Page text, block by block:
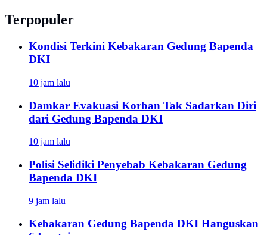
Terpopuler
Kondisi Terkini Kebakaran Gedung Bapenda
DKI
10 jam lalu
Damkar Evakuasi Korban Tak Sadarkan Diri
dari Gedung Bapenda DKI
10 jam lalu
Polisi Selidiki Penyebab Kebakaran Gedung
Bapenda DKI
9 jam lalu
Kebakaran Gedung Bapenda DKI Hanguskan